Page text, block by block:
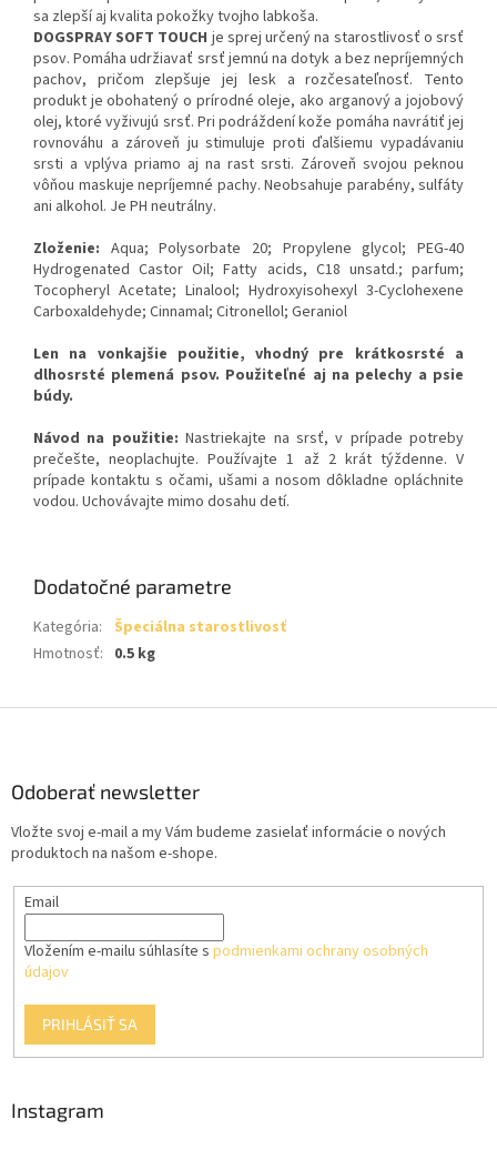
sa zlepší aj kvalita pokožky tvojho labkoša.
DOGSPRAY SOFT TOUCH je sprej určený na starostlivosť o srsť
psov. Pomáha udržiavať srsť jemnú na dotyk a bez nepríjemných
pachov, pričom zlepšuje jej lesk a rozčesateľnosť. Tento
produkt je obohatený o prírodné oleje, ako arganový a jojobový
olej, ktoré vyživujú srsť. Pri podráždení kože pomáha navrátiť jej
rovnováhu a zároveň ju stimuluje proti ďalšiemu vypadávaniu
srsti a vplýva priamo aj na rast srsti. Zároveň svojou peknou
vôňou maskuje nepríjemné pachy. Neobsahuje parabény, sulfáty
ani alkohol. Je PH neutrálny.
Zloženie: Aqua; Polysorbate 20; Propylene glycol; PEG-40
Hydrogenated Castor Oil; Fatty acids, C18 unsatd.; parfum;
Tocopheryl Acetate; Linalool; Hydroxyisohexyl 3-Cyclohexene
Carboxaldehyde; Cinnamal; Citronellol; Geraniol
Len na vonkajšie použitie, vhodný pre krátkosrsté a
dlhosrsté plemená psov. Použiteľné aj na pelechy a psie
búdy.
Návod na použitie: Nastriekajte na srsť, v prípade potreby
prečešte, neoplachujte. Používajte 1 až 2 krát týždenne. V
prípade kontaktu s očami, ušami a nosom dôkladne opláchnite
vodou. Uchovávajte mimo dosahu detí.
Dodatočné parametre
Kategória:
Špeciálna starostlivosť
Hmotnosť: 0.5 kg
Odoberať newsletter
Vložte svoj e-mail a my Vám budeme zasielať informácie o nových
produktoch na našom e-shope.
Email
Vložením e-mailu súhlasíte s podmienkami ochrany osobných
údajov
PRIHLÁSIŤ SA
Instagram